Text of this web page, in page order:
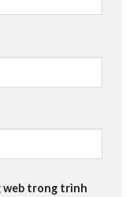
web trong trình